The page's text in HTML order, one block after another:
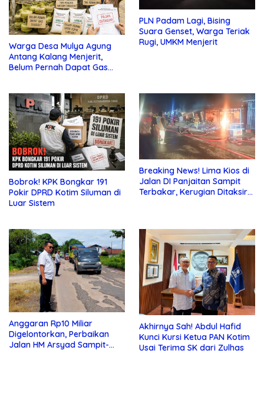
Warga Desa Mulya Agung
Antang Kalang Menjerit,
Belum Pernah Dapat Gas
PLN Padam Lagi, Bising
Suara Genset, Warga Teriak
Rugi, UMKM Menjerit
Bobrok! KPK Bongkar 191
Pokir DPRD Kotim Siluman di
Luar Sistem
Breaking News! Lima Kios di
Jalan DI Panjaitan Sampit
Terbakar, Kerugian Ditaksir
Anggaran Rp10 Miliar
Digelontorkan, Perbaikan
Jalan HM Arsyad Sampit-
Akhirnya Sah! Abdul Hafid
Kunci Kursi Ketua PAN Kotim
Usai Terima SK dari Zulhas